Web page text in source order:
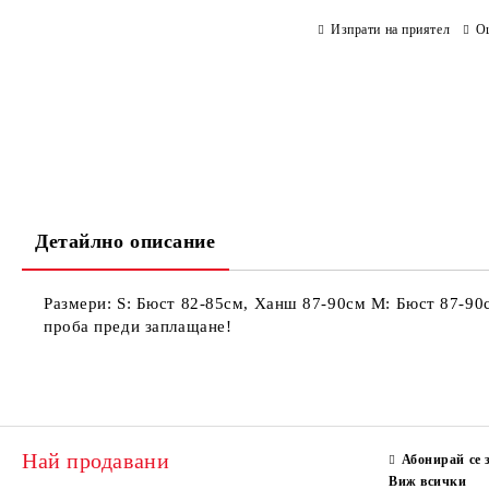
Изпрати на приятел
Детайлно описание
Размери: S: Бюст 82-85см, Ханш 87-90см М: Бюст 87-
проба преди заплащане!
Най продавани
Абонирай се
Виж всички